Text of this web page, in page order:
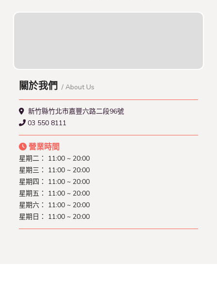
關於我們 / About Us
新竹縣竹北市嘉豐六路二段96號
03 550 8111
營業時間
星期二： 11:00 ~ 20:00
星期三： 11:00 ~ 20:00
星期四： 11:00 ~ 20:00
星期五： 11:00 ~ 20:00
星期六： 11:00 ~ 20:00
星期日： 11:00 ~ 20:00